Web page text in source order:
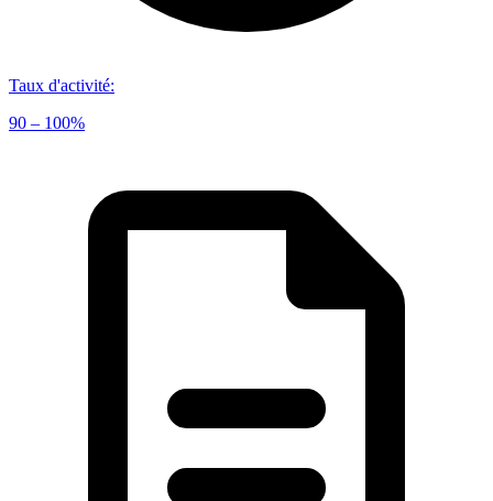
Taux d'activité:
90 – 100%